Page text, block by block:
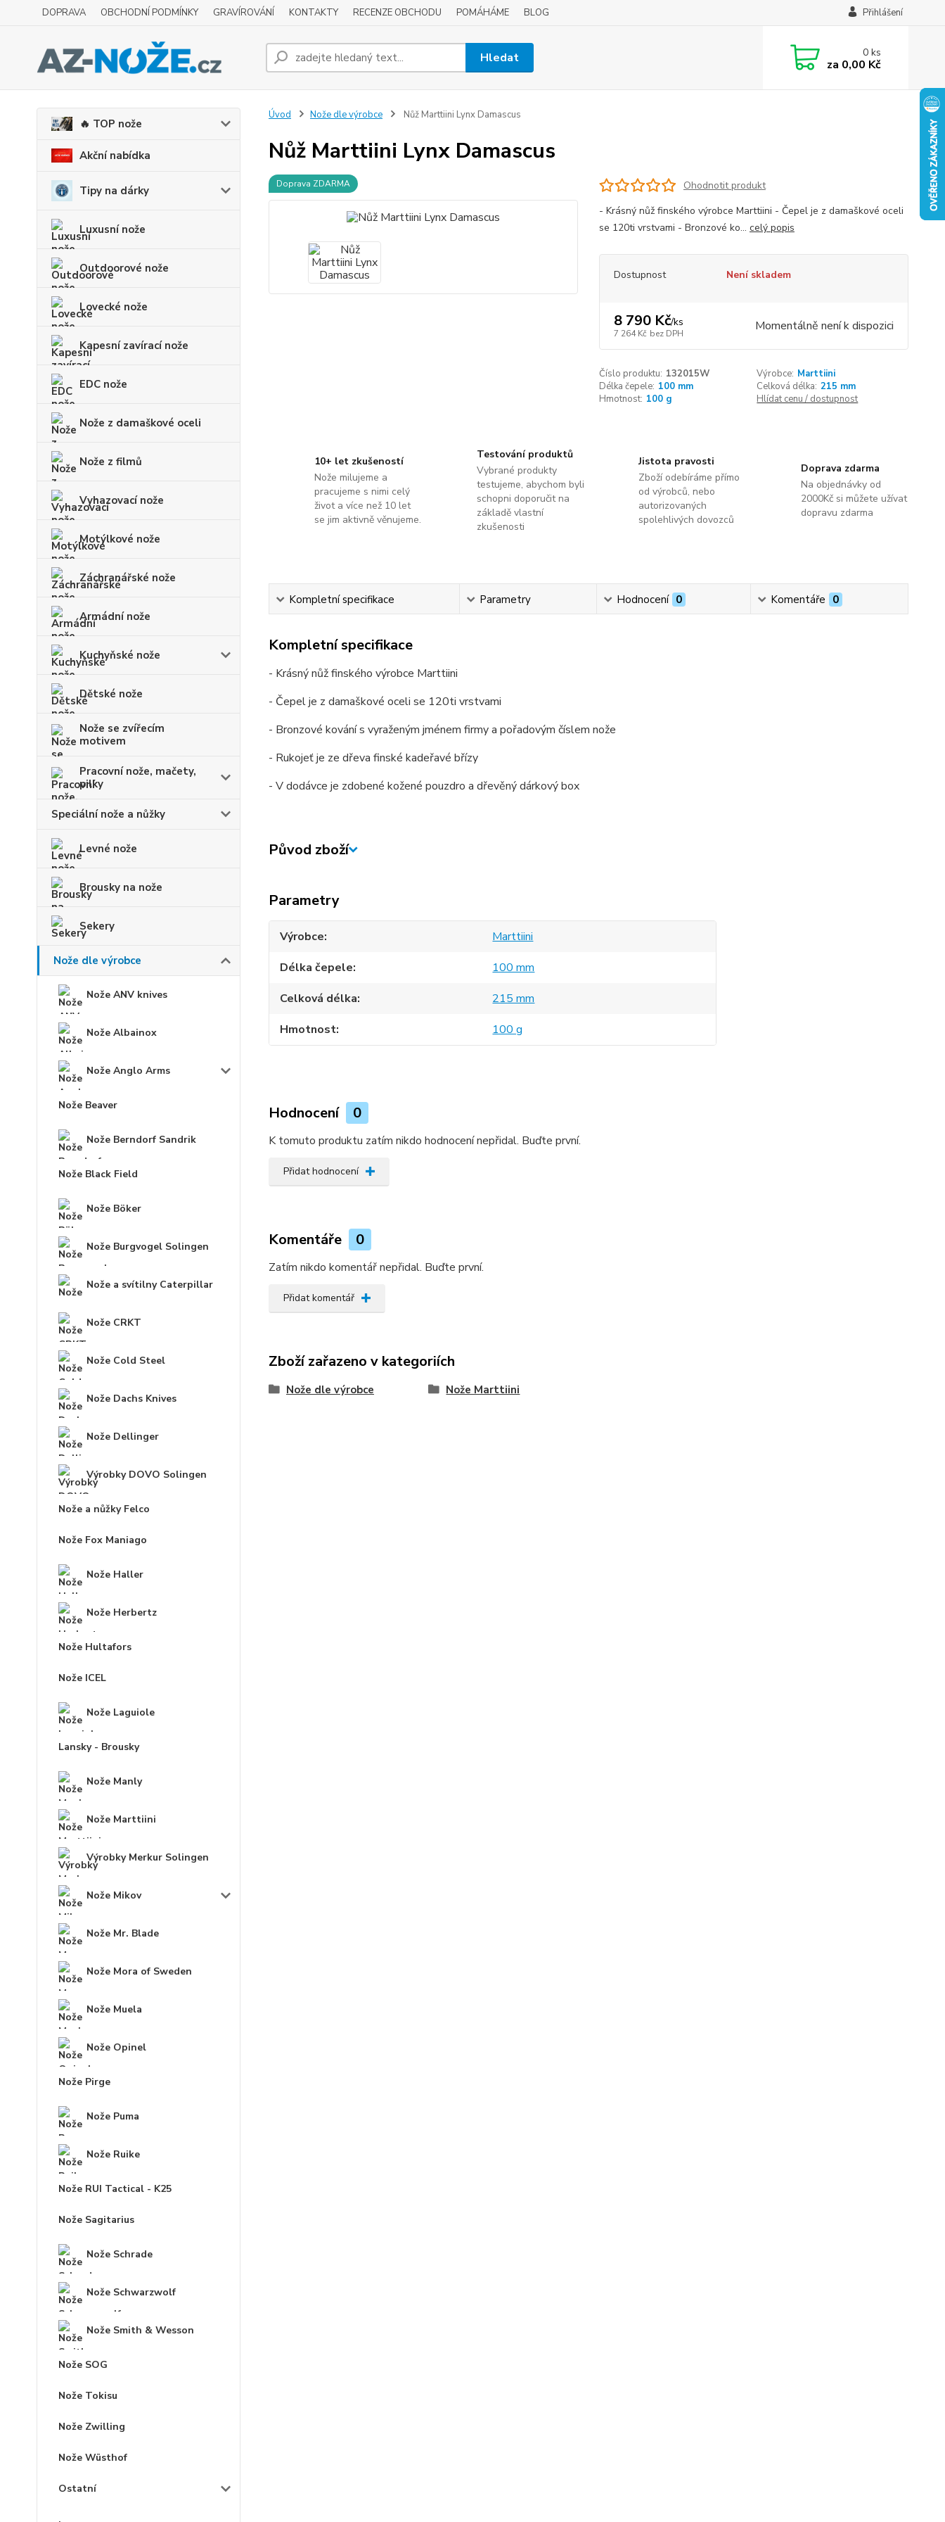
DOPRAVA OBCHODNÍ PODMÍNKY GRAVÍROVÁNÍ KONTAKTY RECENZE OBCHODU POMÁHÁME BLOG Přihlášení
Hledat 0ks
za 0,00 Kč
🔥 TOP nože
Akční nabídka
Tipy na dárky
Luxusní nože
Outdoorové nože
Lovecké nože
Kapesní zavírací nože
EDC nože
Nože z damaškové oceli
Nože z filmů
Vyhazovací nože
Motýlkové nože
Záchranářské nože
Armádní nože
Kuchyňské nože
Dětské nože
Nože se zvířecím
motivem
Pracovní nože, mačety,
pilky
Speciální nože a nůžky
Levné nože
Brousky na nože
Sekery
Nože dle výrobce
Nože ANV knives
Nože Albainox
Nože Anglo Arms
Nože Beaver
Nože Berndorf Sandrik
Nože Black Field
Nože Böker
Nože Burgvogel Solingen
Nože a svítilny Caterpillar
Nože CRKT
Nože Cold Steel
Nože Dachs Knives
Nože Dellinger
Výrobky DOVO Solingen
Nože a nůžky Felco
Nože Fox Maniago
Nože Haller
Nože Herbertz
Nože Hultafors
Nože ICEL
Nože Laguiole
Lansky - Brousky
Nože Manly
Nože Marttiini
Výrobky Merkur Solingen
Nože Mikov
Nože Mr. Blade
Nože Mora of Sweden
Nože Muela
Nože Opinel
Nože Pirge
Nože Puma
Nože Ruike
Nože RUI Tactical - K25
Nože Sagitarius
Nože Schrade
Nože Schwarzwolf
Nože Smith & Wesson
Nože SOG
Nože Tokisu
Nože Zwilling
Nože Wüsthof
Ostatní
Úvod Nože dle výrobce Nůž Marttiini Lynx Damascus
Nůž Marttiini Lynx Damascus
Doprava ZDARMA
Ohodnotit produkt
- Krásný nůž finského výrobce Marttiini - Čepel je z damaškové oceli
se 120ti vrstvami - Bronzové ko... celý popis
Dostupnost Není skladem
8 790 Kč/ks
7 264 Kč bez DPH Momentálně není k dispozici
Číslo produktu: 132015W Výrobce: Marttiini
Délka čepele: 100 mm Celková délka: 215 mm
Hmotnost: 100 g Hlídat cenu / dostupnost
10+ let zkušeností
Nože milujeme a
pracujeme s nimi celý
život a více než 10 let
se jim aktivně věnujeme.
Testování produktů
Vybrané produkty
testujeme, abychom byli
schopni doporučit na
základě vlastní
zkušenosti
Jistota pravosti
Zboží odebíráme přímo
od výrobců, nebo
autorizovaných
spolehlivých dovozců
Doprava zdarma
Na objednávky od
2000Kč si můžete užívat
dopravu zdarma
Kompletní specifikace Parametry Hodnocení 0 Komentáře 0
Kompletní specifikace
- Krásný nůž finského výrobce Marttiini
- Čepel je z damaškové oceli se 120ti vrstvami
- Bronzové kování s vyraženým jménem firmy a pořadovým číslem nože
- Rukojeť je ze dřeva finské kadeřavé břízy
- V dodávce je zdobené kožené pouzdro a dřevěný dárkový box
Původ zboží
Parametry
Výrobce
Marttiini
Délka čepele
100 mm
Celková délka
215 mm
Hmotnost
100 g
Hodnocení 0
K tomuto produktu zatím nikdo hodnocení nepřidal. Buďte první.
Přidat hodnocení
Komentáře 0
Zatím nikdo komentář nepřidal. Buďte první.
Přidat komentář
Zboží zařazeno v kategoriích
Nože dle výrobce Nože Marttiini